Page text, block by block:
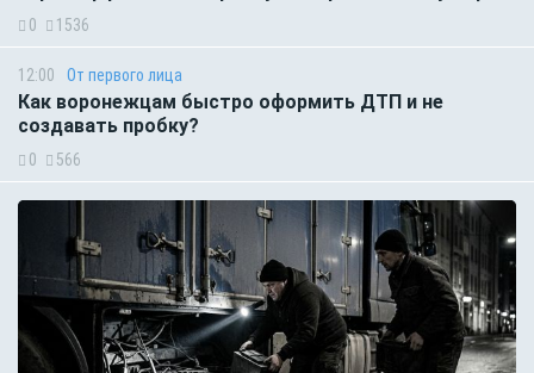
0 1536
12:00 От первого лица
Как воронежцам быстро оформить ДТП и не
создавать пробку?
0 566